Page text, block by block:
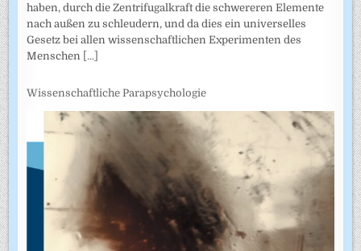
haben, durch die Zentrifugalkraft die schwereren Elemente
nach außen zu schleudern, und da dies ein universelles
Gesetz bei allen wissenschaftlichen Experimenten des
Menschen [...]
Wissenschaftliche Parapsychologie